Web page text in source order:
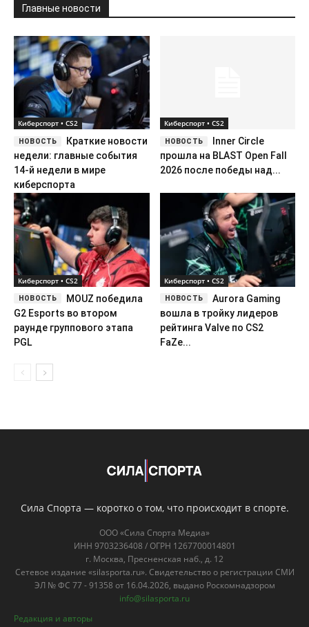
Главные новости
Киберспорт • CS2
Краткие новости
недели: главные события
14-й недели в мире
киберспорта
Киберспорт • CS2
Inner Circle
прошла на BLAST Open Fall
2026 после победы над...
Киберспорт • CS2
MOUZ победила
G2 Esports во втором
раунде группового этапа
PGL
Киберспорт • CS2
Aurora Gaming
вошла в тройку лидеров
рейтинга Valve по CS2
FaZe...
Сила Спорта — коротко о том, что происходит в спорте.
ООО «Сила Спорта Медиа»
ИНН 9703236408 / ОГРН 1267700014801
г. Москва, Пресненская наб., д. 12
Сетевое издание «silasporta.ru». Свидетельство о регистрации СМИ
ЭЛ № ФС 77 - 91358 от 16.04.2026, выдано Роскомнадзором
info@silasporta.ru
Редакция и авторы